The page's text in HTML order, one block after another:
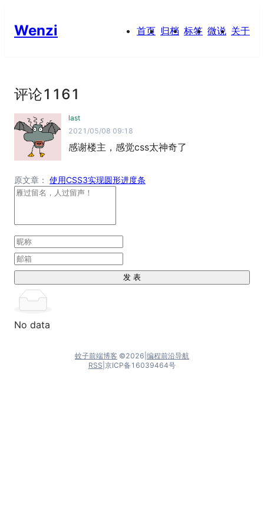
Wenzi 首页 归档 标签 微说 关于
评论1161
last
2021/05/08 09:18
感谢楼主，感觉css太神奇了
原文章： 使用CSS3实现圆形进度条
发 表
No data
蚊子前端博客 ©2026 编程前沿导航
RSS 京ICP备16039464号